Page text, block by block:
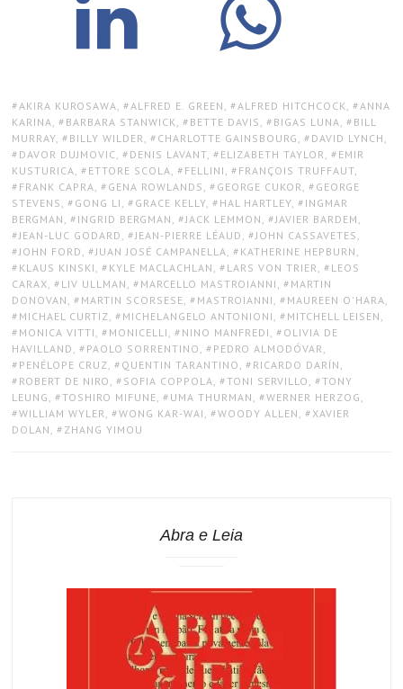
TAGS:
AKIRA KUROSAWA , ALFRED E. GREEN , ALFRED HITCHCOCK , ANNA
KARINA , BARBARA STANWICK , BETTE DAVIS , BIGAS LUNA , BILL
MURRAY , BILLY WILDER , CHARLOTTE GAINSBOURG , DAVID LYNCH
DAVOR DUJMOVIC , DENIS LAVANT , ELIZABETH TAYLOR , EMIR
KUSTURICA , ETTORE SCOLA , FELLINI , FRANÇOIS TRUFFAUT
FRANK CAPRA , GENA ROWLANDS , GEORGE CUKOR , GEORGE
STEVENS , GONG LI , GRACE KELLY , HAL HARTLEY , INGMAR
BERGMAN , INGRID BERGMAN , JACK LEMMON , JAVIER BARDEM
JEAN-LUC GODARD , JEAN-PIERRE LÉAUD , JOHN CASSAVETES
JOHN FORD , JUAN JOSÉ CAMPANELLA , KATHERINE HEPBURN
KLAUS KINSKI , KYLE MACLACHLAN , LARS VON TRIER , LEOS
CARAX , LIV ULLMAN , MARCELLO MASTROIANNI , MARTIN
DONOVAN , MARTIN SCORSESE , MASTROIANNI , MAUREEN O'HARA
MICHAEL CURTIZ , MICHELANGELO ANTONIONI , MITCHELL LEISEN
MONICA VITTI , MONICELLI , NINO MANFREDI , OLIVIA DE
HAVILLAND , PAOLO SORRENTINO , PEDRO ALMODÓVAR
PENÉLOPE CRUZ , QUENTIN TARANTINO , RICARDO DARÍN
ROBERT DE NIRO , SOFIA COPPOLA , TONI SERVILLO , TONY
LEUNG , TOSHIRO MIFUNE , UMA THURMAN , WERNER HERZOG
WILLIAM WYLER , WONG KAR-WAI , WOODY ALLEN , XAVIER
DOLAN , ZHANG YIMOU
Abra e Leia